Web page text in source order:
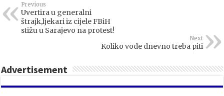
Previous
Uvertira u generalni
štrajk,ljekari iz cijele FBiH
stižu u Sarajevo na protest!
Next
Koliko vode dnevno treba piti
Advertisement